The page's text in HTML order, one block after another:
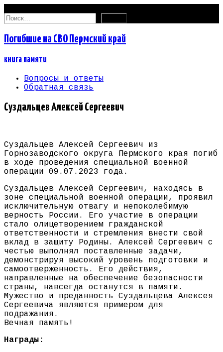
Найти:
Погибшие на СВО Пермский край
книга памяти
Вопросы и ответы
Обратная связь
Суздальцев Алексей Сергеевич
Суздальцев Алексей Сергеевич из
Горнозаводского округа Пермского края погиб
в ходе проведения специальной военной
операции 09.07.2023 года.
Суздальцев Алексей Сергеевич, находясь в
зоне специальной военной операции, проявил
исключительную отвагу и непоколебимую
верность России. Его участие в операции
стало олицетворением гражданской
ответственности и стремления внести свой
вклад в защиту Родины. Алексей Сергеевич с
честью выполнял поставленные задачи,
демонстрируя высокий уровень подготовки и
самоотверженность. Его действия,
направленные на обеспечение безопасности
страны, навсегда останутся в памяти.
Мужество и преданность Суздальцева Алексея
Сергеевича являются примером для
подражания.
Вечная память!
Награды: